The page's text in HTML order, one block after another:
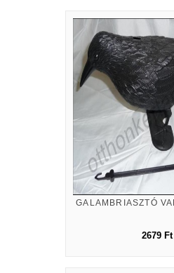
GALAMBRIASZTÓ
2679 Ft